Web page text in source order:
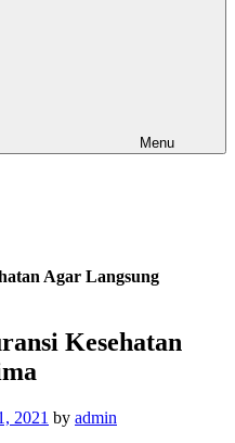
Menu
Agar Langsung
Kesehatan
2021 by admin